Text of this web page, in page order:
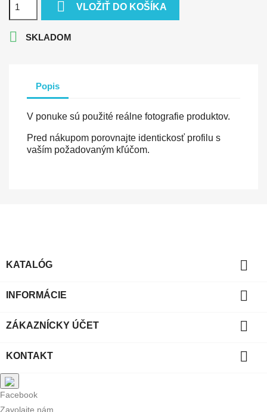
 VLOŽIŤ DO KOŠÍKA
 SKLADOM
Popis
V ponuke sú použité reálne fotografie produktov.
Pred nákupom porovnajte identickosť profilu s
vaším požadovaným kľúčom.
KATALÓG 
INFORMÁCIE 
ZÁKAZNÍCKY ÚČET 
KONTAKT 
Facebook
Zavolajte nám